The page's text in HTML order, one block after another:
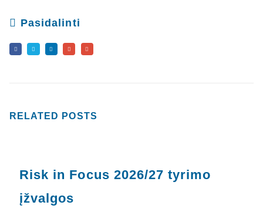
Pasidalinti
RELATED POSTS
Risk in Focus 2026/27 tyrimo
įžvalgos